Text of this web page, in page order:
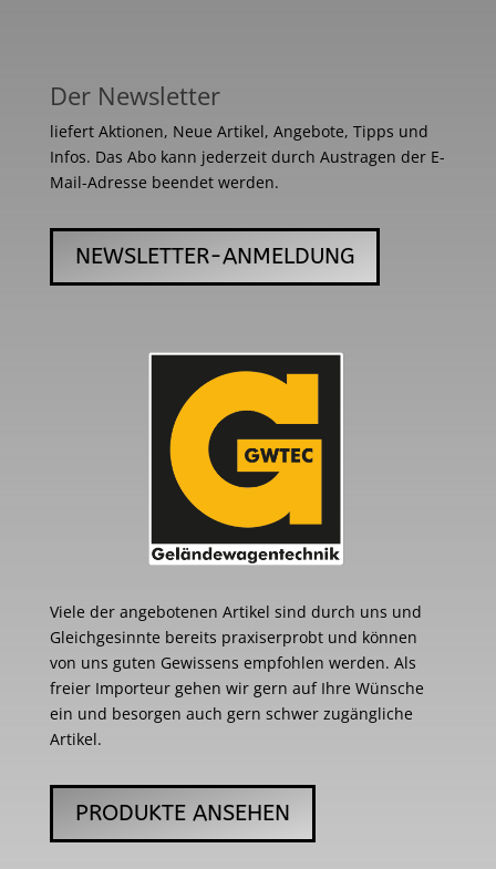
Der Newsletter
liefert Aktionen, Neue Artikel, Angebote, Tipps und
Infos. Das Abo kann jederzeit durch Austragen der E-
Mail-Adresse beendet werden.
NEWSLETTER-ANMELDUNG
Viele der angebotenen Artikel sind durch uns und
Gleichgesinnte bereits praxiserprobt und können
von uns guten Gewissens empfohlen werden. Als
freier Importeur gehen wir gern auf Ihre Wünsche
ein und besorgen auch gern schwer zugängliche
Artikel.
PRODUKTE ANSEHEN